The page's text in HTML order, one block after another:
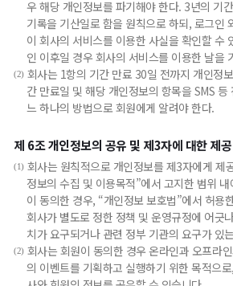
우 해당 개인정보를 파기해야 한다. 3년의 기
기록을 기산일로 함을 원칙으로 하되, 로그인
이 회사의 서비스를 이용한 사실을 확인할 수
인 이후일 경우 회사의 서비스를 이용한 날을
(2) 회사는 1항의 기간 만료 30일 전까지 개인정
간 만료일 및 해당 개인정보의 항목을 SMS
느 하나의 방법으로 회원에게 알려야 한다.
제 6조 개인정보의 공유 및 제3자에 대한 제공
(1) 회사는 원칙적으로 개인정보를 제3자에게 제
정보의 수집 및 이용목적”에서 고지한 범위
이 동의한 경우, “개인정보 보호법”에서 허용
회사가 별도로 정한 정책 및 운영규정에 어긋
치가 요구되거나 관련 정부 기관의 요구가 있
(2) 회사는 회원이 동의한 경우 온라인과 오프라
의 이벤트를 기획하고 실행하기 위한 목적으